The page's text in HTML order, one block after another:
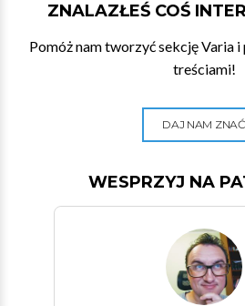
ZNALAZŁEŚ COŚ
Pomóż nam tworzyć sekcję Varia
treściami!
DAJ NAM ZNAĆ
WESPRZYJ NA